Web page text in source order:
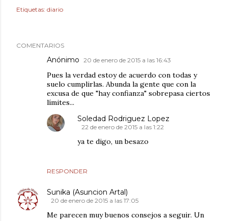
Etiquetas: diario
COMENTARIOS
Anónimo 20 de enero de 2015 a las 16:43
Pues la verdad estoy de acuerdo con todas y
suelo cumplirlas. Abunda la gente que con la
excusa de que "hay confianza" sobrepasa ciertos
límites...
RESPONDER
Soledad Rodriguez Lopez
22 de enero de 2015 a las 1:22
ya te digo, un besazo
Sunika (Asuncion Artal)
20 de enero de 2015 a las 17:05
Me parecen muy buenos consejos a seguir. Un